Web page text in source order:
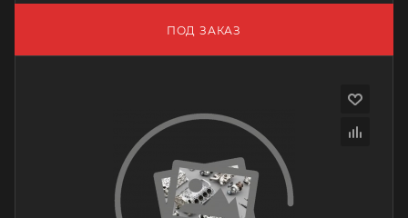
ПОД ЗАКАЗ